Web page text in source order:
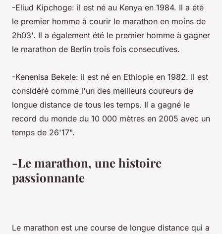
-Eliud Kipchoge: il est né au Kenya en 1984. Il a été
le premier homme à courir le marathon en moins de
2h03'. Il a également été le premier homme à gagner
le marathon de Berlin trois fois consecutives.
-Kenenisa Bekele: il est né en Ethiopie en 1982. Il est
considéré comme l'un des meilleurs coureurs de
longue distance de tous les temps. Il a gagné le
record du monde du 10 000 mètres en 2005 avec un
temps de 26'17".
-Le marathon, une histoire
passionnante
Le marathon est une course de longue distance qui a